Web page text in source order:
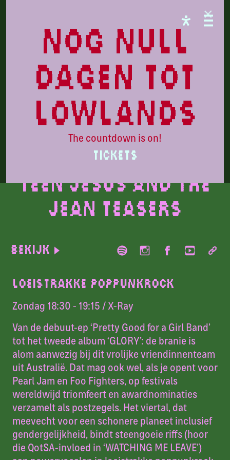
nog null
dagen tot
lowlands
The countdown is on!
TICKETS
Beeld door: Brianna DaSilva
Teen Jesus and the
Jean Teasers
Bekijk
LOEISTRAKKE POPPUNKROCK
Zondag 18:30 - 19:15 / X-Ray
Van de debuut-ep ‘Pretty Good for a Girl Band’
tot het tweede album ‘GLORY’: de branie is
alom aanwezig bij dit vrolijke vriendinnenteam
uit Australië. Dat mag ook wel, als je opent voor
Pearl Jam en Foo Fighters, op festivals
wereldwijd triomfeert en awardnominaties
verzamelt als postzegels. Het viertal, dat
meevecht voor een schonere planeet inclusief
gendergelijkheid, bindt steengoeie riffs (hoor
die QotSA-invloed in ‘WATCHING ME LEAVE’)